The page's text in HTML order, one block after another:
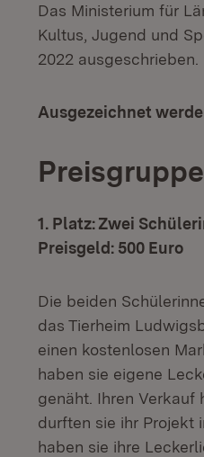
Das Ministerium für
Kultus, Jugend und
2022
Ausgezeichnet
1. Platz: Zwei
Preisgeld: 500 Euro
Die beiden
das Tierheim
einen kostenlosen
haben sie eigene
genäht. Ihren Verkauf
durften sie ihr Projekt
haben sie ihre